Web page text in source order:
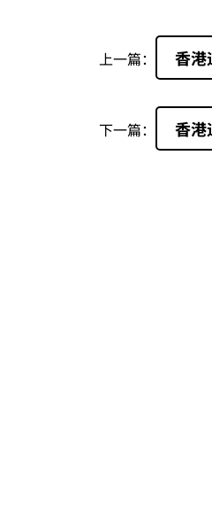
上一篇： 香港
下一篇： 香港